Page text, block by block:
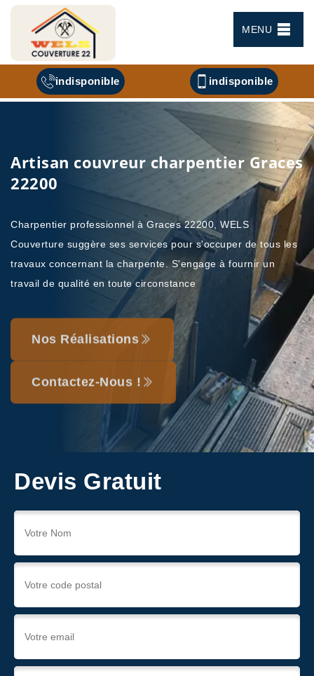
MENU
indisponible indisponible
Artisan couvreur charpentier Graces
22200
Charpentier professionnel à Graces 22200, WELS
Couverture suggère ses services pour s'occuper de tous les
travaux concernant la charpente. S'engage à fournir un
travail de qualité en toute circonstance
Nos Réalisations
Contactez-Nous !
Devis Gratuit